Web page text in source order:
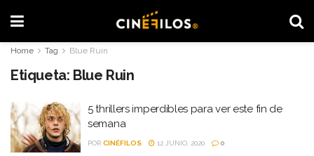
Home Tag Blue Ruin
Etiqueta: Blue Ruin
5 thrillers imperdibles para ver este fin de
semana
POR CINÉFILOS 12 JUNIO, 2020 0